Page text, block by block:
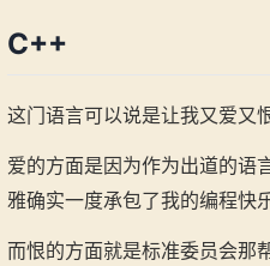
C++
这门语言可以说是让我又爱又
爱的方面是因为作为出道的语
雅确实一度承包了我的编程快乐
而恨的方面就是标准委员会那